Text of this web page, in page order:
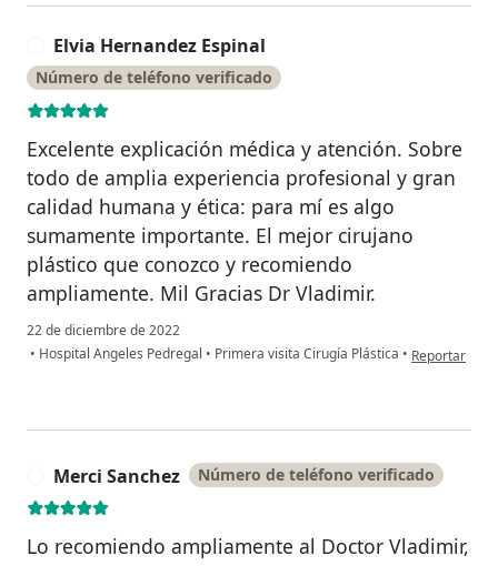
Elvia Hernandez Espinal
Número de teléfono verificado
Excelente explicación médica y atención. Sobre
todo de amplia experiencia profesional y gran
calidad humana y ética: para mí es algo
sumamente importante. El mejor cirujano
plástico que conozco y recomiendo
ampliamente. Mil Gracias Dr Vladimir.
22 de diciembre de 2022
• Hospital Angeles Pedregal • Primera visita Cirugía Plástica • en opinión
Reportar
Merci Sanchez Número de teléfono verificado
Lo recomiendo ampliamente al Doctor Vladimir,